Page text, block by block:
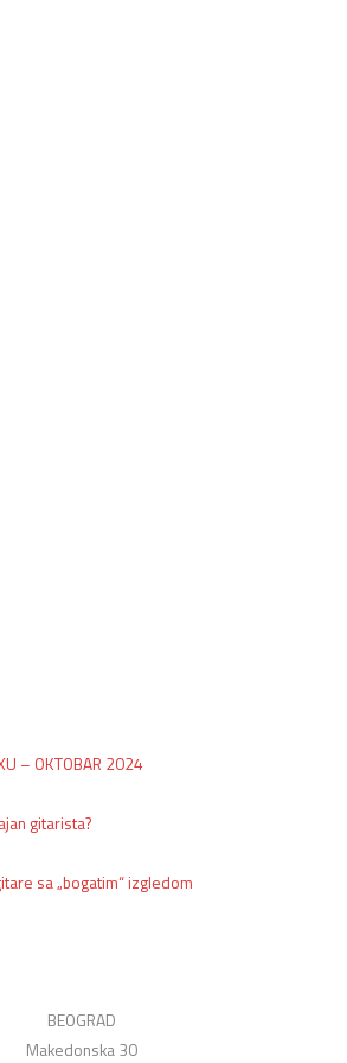
– OKTOBAR 2024
gitarista?
sa „bogatim“ izgledom
BEOGRAD
Makedonska 30